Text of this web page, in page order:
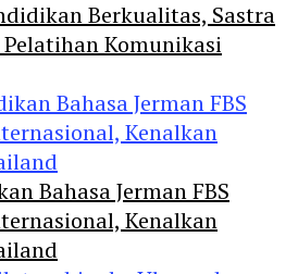
Berkualitas, Sastra
Komunikasi
Bahasa Jerman FBS
Kenalkan